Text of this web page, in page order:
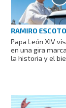
RAMIRO ESCOTO
Papa León XIV
en una gira
la historia y el